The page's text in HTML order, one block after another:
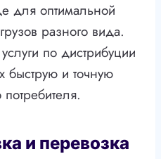
для оптимальной
разного вида.
по дистрибуции
быструю и точную
и перевозка